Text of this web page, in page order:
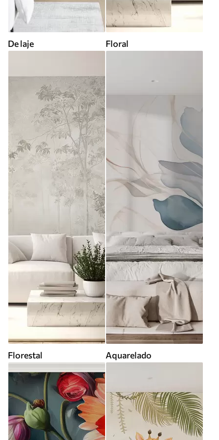
De laje Floral
Florestal Aquarelado